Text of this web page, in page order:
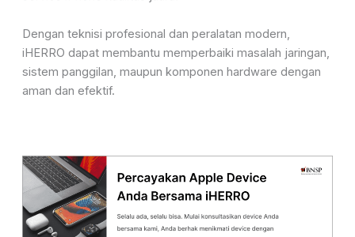
Dengan teknisi profesional dan peralatan modern,
iHERRO dapat membantu memperbaiki masalah jaringan,
sistem panggilan, maupun komponen hardware dengan
aman dan efektif.